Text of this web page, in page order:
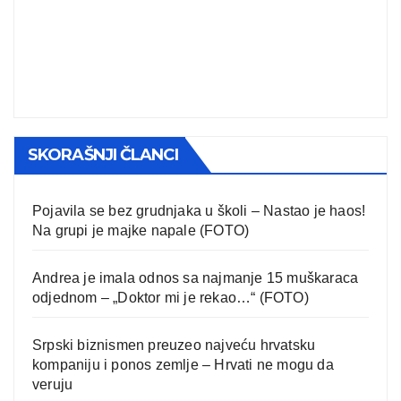
SKORAŠNJI ČLANCI
Pojavila se bez grudnjaka u školi – Nastao je haos!
Na grupi je majke napale (FOTO)
Andrea je imala odnos sa najmanje 15 muškaraca
odjednom – „Doktor mi je rekao…“ (FOTO)
Srpski biznismen preuzeo najveću hrvatsku
kompaniju i ponos zemlje – Hrvati ne mogu da
veruju